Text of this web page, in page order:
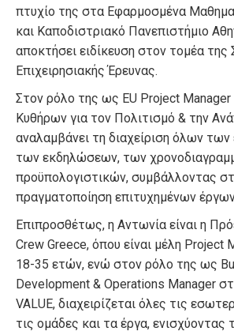
πτυχίο της στα Εφαρμοσμένα
και Καποδιστριακό Πανεπιστήμιο
αποκτήσει ειδίκευση στον τομέα της
Επιχειρησιακής Έρευνας.
Στον ρόλο της ως EU Project Manager
Κυθήρων για τον Πολιτισμό & την
αναλαμβάνει τη διαχείριση όλων των
των εκδηλώσεων, των
προϋπολογιστικών, συμβάλλοντας
πραγματοποίηση επιτυχημένων
Επιπροσθέτως, η Αντωνία είναι η
Crew Greece, όπου είναι μέλη Project
18-35 ετών, ενώ στον ρόλο της ως
Development & Operations Manager
VALUE, διαχειρίζεται όλες τις
τις ομάδες και τα έργα, ενισχύοντας